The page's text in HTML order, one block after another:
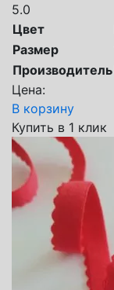
5.0
Цвет
Размер
Производитель
Цена:
В корзину
Купить в 1 клик